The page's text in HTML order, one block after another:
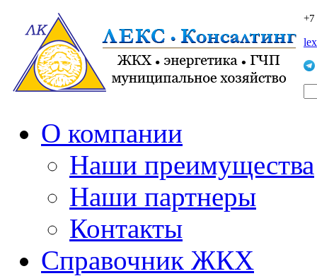
О компании
Наши преимущества
Наши партнеры
Контакты
Справочник ЖКХ